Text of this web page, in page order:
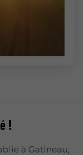
!
à Gatineau,